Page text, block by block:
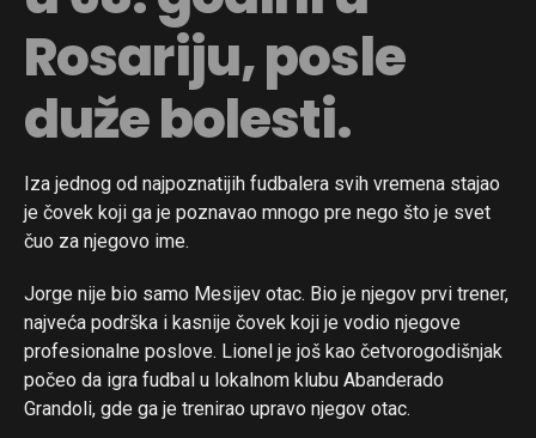
Rosariju, posle
duže bolesti.
Iza jednog od najpoznatijih fudbalera svih vremena stajao
je čovek koji ga je poznavao mnogo pre nego što je svet
čuo za njegovo ime.
Jorge nije bio samo Mesijev otac. Bio je njegov prvi trener,
najveća podrška i kasnije čovek koji je vodio njegove
profesionalne poslove. Lionel je još kao četvorogodišnjak
počeo da igra fudbal u lokalnom klubu Abanderado
Grandoli, gde ga je trenirao upravo njegov otac.